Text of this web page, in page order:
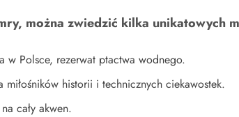
można zwiedzić kilka unikatowych
w Polsce, rezerwat ptactwa wodnego.
historii i technicznych ciekawostek.
cały akwen.